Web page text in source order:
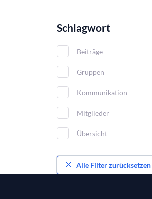
Schlagwort
Beiträge
Gruppen
Kommunikation
Mitglieder
Übersicht
Alle Filter zurücksetzen